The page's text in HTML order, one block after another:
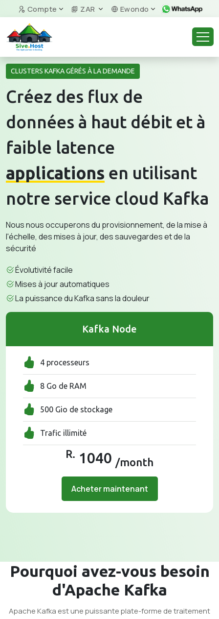
Compte ZAR Ewondo
CLUSTERS KAFKA GÉRÉS À LA DEMANDE
Créez des flux de
données à haut débit et à
faible latence
applications en utilisant
notre service cloud Kafka
Nous nous occuperons du provisionnement, de la mise à
l'échelle, des mises à jour, des sauvegardes et de la
sécurité
Évolutivité facile
Mises à jour automatiques
La puissance du Kafka sans la douleur
Kafka Node
4 processeurs
8 Go de RAM
500 Gio de stockage
Trafic illimité
R. 1040 /month
Acheter maintenant
Pourquoi avez-vous besoin
d'Apache Kafka
Apache Kafka est une puissante plate-forme de traitement